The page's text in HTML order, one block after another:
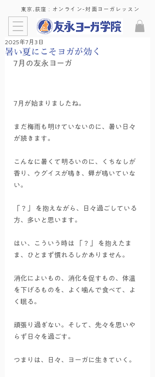
東京,荻窪 : ​オンライン-対面ヨーガレッスン
暑い夏にこそヨガが効く
2025年7月3日
7月の友永ヨーガ
7月が始まりましたね。
まだ梅雨も明けていないのに、暑い日々
が続きます。
こんなに暑くて明るいのに、くちなしが
香り、ウグイスが鳴き、蝉が鳴いていな
い。
「？」 を抱えながら、日々過ごしている
方、多いと思います。
はい、こういう時は 「？」 を抱えたま
ま、ひとまず慣れるしかありません。
消化によいもの、消化を促すもの、体温
を下げるものを、よく噛んで食べて、よ
く眠る。
頑張り過ぎない。そして、先々を思いや
らず日々を過ごす。
つまりは、日々、ヨーガに生きていく。